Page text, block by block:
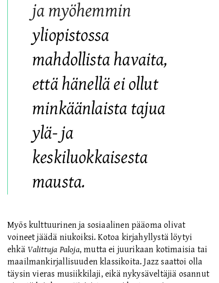
ja myöhemmin
yliopistossa
mahdollista havaita,
että hänellä ei ollut
minkäänlaista tajua
ylä- ja
keskiluokkaisesta
mausta.
Myös kulttuurinen ja sosiaalinen pääoma olivat
voineet jäädä niukoiksi. Kotoa kirjahyllystä löytyi
ehkä Valittuja Paloja, mutta ei juurikaan kotimaisia tai
maailmankirjallisuuden klassikoita. Jazz saattoi olla
täysin vieras musiikkilaji, eikä nykysäveltäjiä osannut